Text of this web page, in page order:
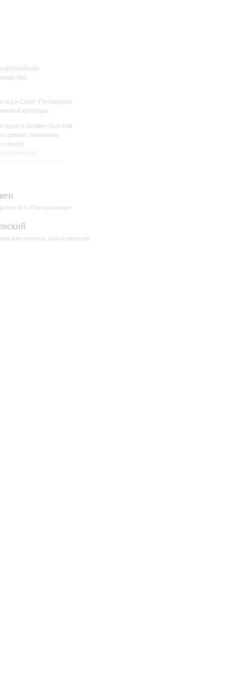
крупнейших
№6
год в Санкт-Петербурге.
культуры.
души я должен был сам
грехов; пожелать
примирить черты
музыкальные
№ 6 «Пасторальная»
для солистов, хора и оркестра